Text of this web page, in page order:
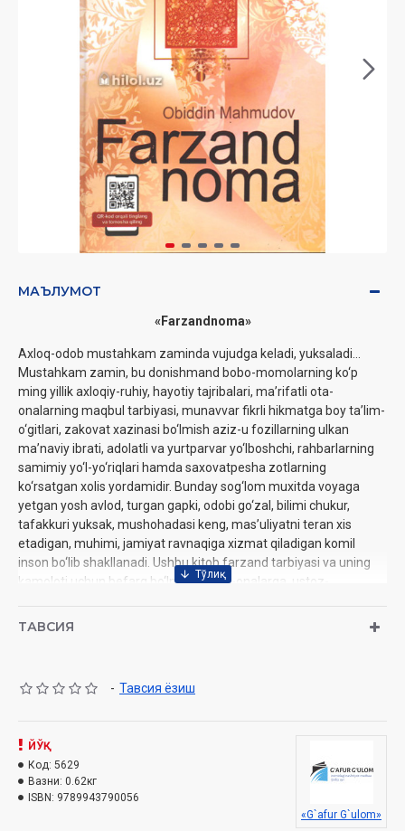
МАЪЛУМОТ
«Farzandnoma»
Axloq-odob mustahkam zaminda vujudga keladi, yuksaladi...
Mustahkam zamin, bu donishmand bobo-momolarning ko‘p
ming yillik axloqiy-ruhiy, hayotiy tajribalari, ma’rifatli ota-
onalarning maqbul tarbiyasi, munavvar fikrli hikmatga boy ta’lim-
o‘gitlari, zakovat xazinasi bo‘lmish aziz-u fozillarning ulkan
ma’naviy ibrati, adolatli va yurtparvar yo‘lboshchi, rahbarlarning
samimiy yo‘l-yo‘riqlari hamda saxovatpesha zotlarning
ko‘rsatgan xolis yordamidir. Bunday sog‘lom muxitda voyaga
yetgan yosh avlod, turgan gapki, odobi go‘zal, bilimi chukur,
tafakkuri yuksak, mushohadasi keng, mas’uliyatni teran xis
etadigan, muhimi, jamiyat ravnaqiga xizmat qiladigan komil
inson bo‘lib shakllanadi. Ushbu kitob farzand tarbiyasi va uning
kamoloti uchun befarq bo‘lmagan ota-onalarga, ustoz-
yo‘lida jon kuydirayotgan fidoyi, zahmatkash ziyolilarga
Muallif:Obiddin Mahmudov
Hajmi:
ISBN: 978-9943-7900-5-6
O‘lchami:70x100 1/16
Muqovasi:qattiq
ТАВСИЯ
- Тавсия ёзиш
ЙЎҚ
Код: 5629
Вазни: 0.62кг
ISBN: 9789943790056
«G`afur G`ulom»